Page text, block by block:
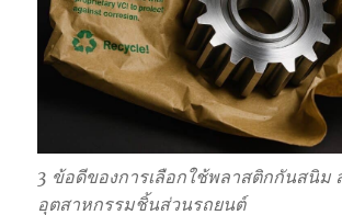
3 ข้อดีของการเลือกใช้พลาสติกกันสนิม
อุตสาหกรรมชิ้นส่วนรถยนต์